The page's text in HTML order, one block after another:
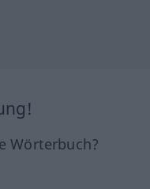
Wörterbuch?